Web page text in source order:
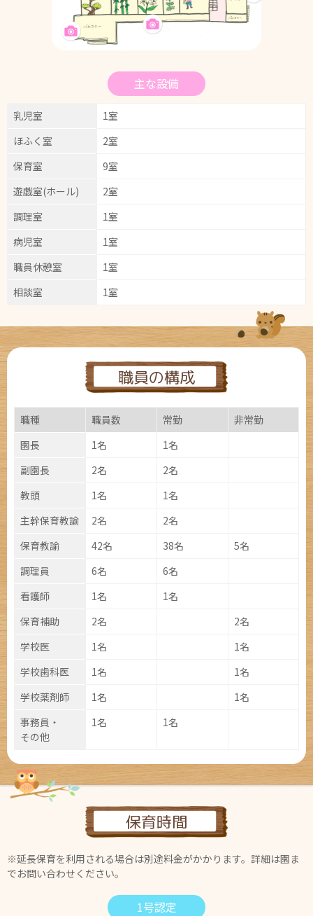
主な設備
乳児室
1室
ほふく室
2室
保育室
9室
遊戯室(ホール)
2室
調理室
1室
病児室
1室
職員休憩室
1室
相談室
1室
職員の構成
職種 職員数 常勤
非常勤
園長
1名
1名
副園長
2名
2名
教頭
1名
1名
主幹保育教諭
2名
2名
保育教諭 42名 38名
5名
調理員
6名
6名
看護師
1名
1名
保育補助 2名
2名
学校医
1名
1名
学校歯科医 1名
1名
学校薬剤師 1名
1名
事務員 ・
その他
1名 1名
保育時間
※延長保育を利用される場合は別途料金がかかります。詳細は園ま
でお問い合わせください。
1号認定